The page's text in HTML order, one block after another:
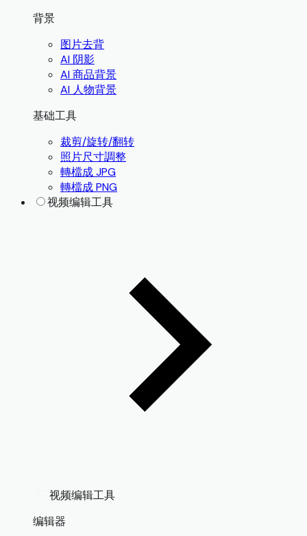
背景
图片去背
AI 阴影
AI 商品背景
AI 人物背景
基础工具
裁剪/旋转/翻转
照片尺寸調整
轉檔成 JPG
轉檔成 PNG
视频编辑工具
视频编辑工具
编辑器